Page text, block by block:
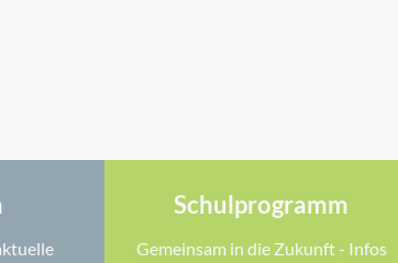
Schulprogramm
Gemeinsam in die Zukunft - Infos